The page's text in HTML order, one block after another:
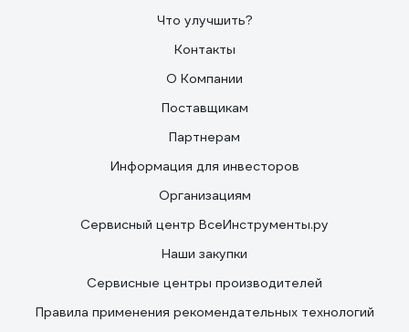
Что улучшить?
Контакты
О Компании
Поставщикам
Партнерам
Информация для инвесторов
Организациям
Сервисный центр ВсеИнструменты.ру
Наши закупки
Сервисные центры производителей
Правила применения рекомендательных технологий